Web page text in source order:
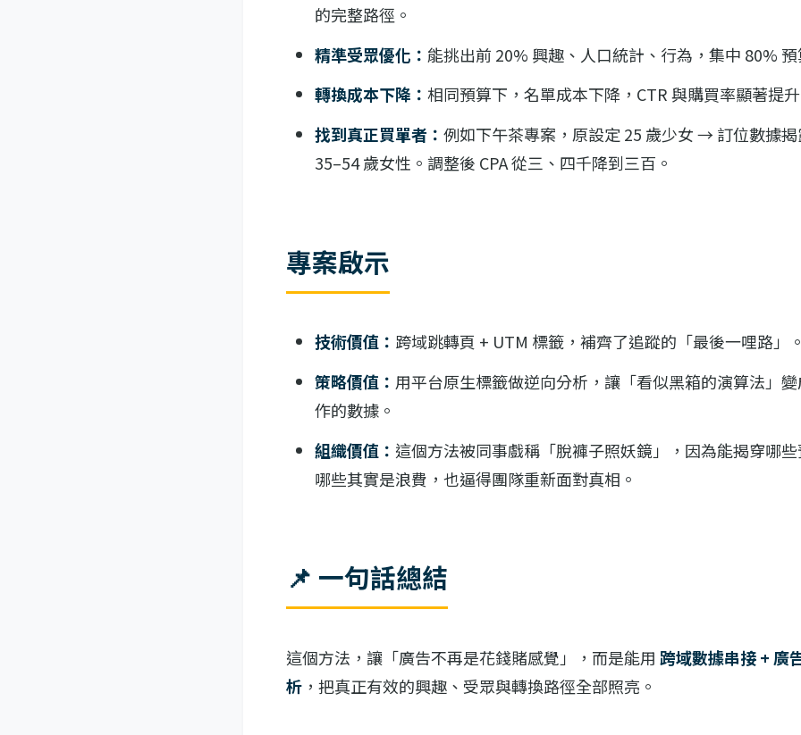
的完整路徑。
精準受眾優化： 能挑出前 20% 興趣、人口統計、行為，集中 80% 預
轉換成本下降： 相同預算下，名單成本下降，CTR 與購買率顯著提升
找到真正買單者： 例如下午茶專案，原設定 25 歲少女 → 訂位數據
35–54 歲女性。調整後 CPA 從三、四千降到三百。
專案啟示
技術價值： 跨域跳轉頁 + UTM 標籤，補齊了追蹤的「最後一哩路」。
策略價值： 用平台原生標籤做逆向分析，讓「看似黑箱的演算法」
作的數據。
組織價值： 這個方法被同事戲稱「脫褲子照妖鏡」，因為能揭穿哪些
哪些其實是浪費，也逼得團隊重新面對真相。
📌 一句話總結
這個方法，讓「廣告不再是花錢賭感覺」，而是能用 跨域數據串接 + 廣
析 ，把真正有效的興趣、受眾與轉換路徑全部照亮。